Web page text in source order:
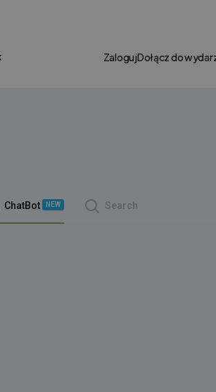
ZalogujDołącz do
ChatBot NEW Search